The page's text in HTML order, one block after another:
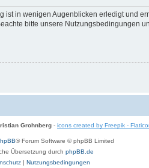
in wenigen Augenblicken erledigt und
bitte unsere Nutzungsbedingungen
Grohnberg - icons created by Freepik -
® Forum Software © phpBB Limited
Übersetzung durch phpBB.de
| Nutzungsbedingungen